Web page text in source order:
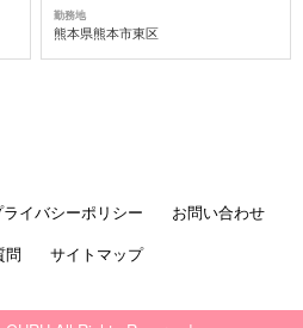
勤務地
熊本県熊本市東区
ライバシーポリシー
お問い合わせ
問
サイトマップ